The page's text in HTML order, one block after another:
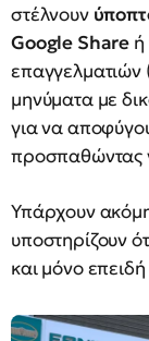
στέλνουν
Google Share ή
επαγγελματιών
μηνύματα με
για να
προσπαθώντας
Υπάρχουν
υποστηρίζουν
και μόνο